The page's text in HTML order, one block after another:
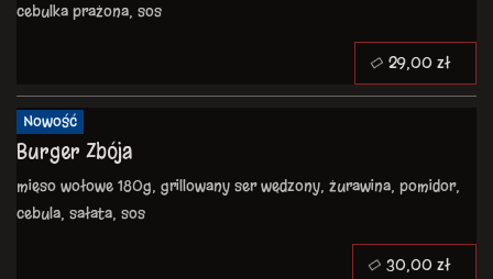
cebulka prażona, sos
Nowość
Burger Zbója
mięso wołowe 180g, grillowany ser wędzony, żurawina, pomidor,
cebula, sałata, sos